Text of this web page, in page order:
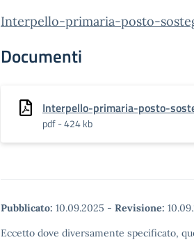
Interpello-primaria-posto-
Documenti
Interpello-primaria-posto-
pdf - 424 kb
Pubblicato: 10.09.2025 - Revisione:
Eccetto dove diversamente specificato,